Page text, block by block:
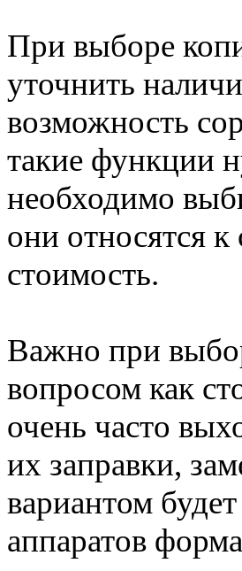
При выборе
уточнить
возможность
такие функции
необходимо
они относятся
стоимость.
Важно при
вопросом как
очень часто
их заправки,
вариантом
аппаратов